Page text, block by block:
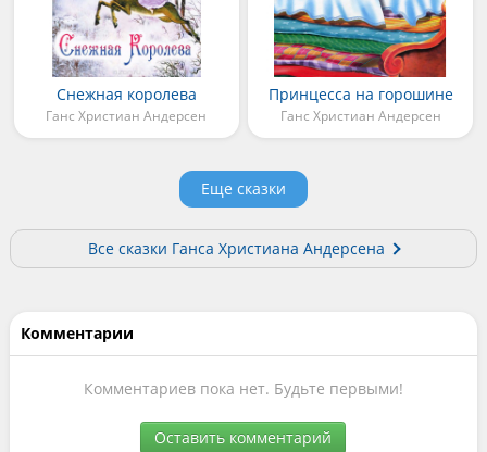
Снежная королева
Ганс Христиан Андерсен
Принцесса на горошине
Ганс Христиан Андерсен
Еще сказки
Все сказки Ганса Христиана Андерсена
Комментарии
Комментариев пока нет. Будьте первыми!
Оставить комментарий